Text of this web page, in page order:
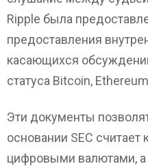
Ripple была
предоставления
касающихся
статуса Bitcoin, Ethereum
Эти документы
основании SEC
цифровыми валютами, а